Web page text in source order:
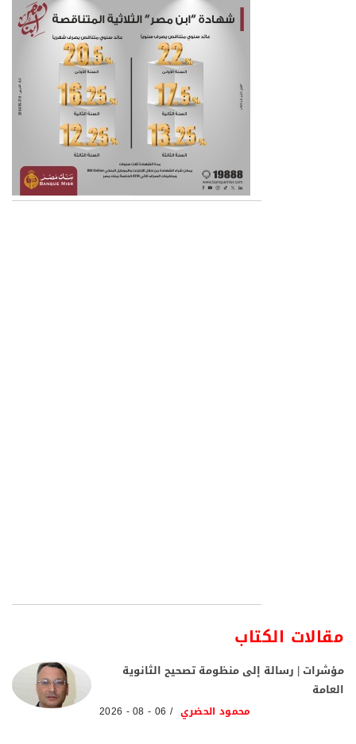
مقالات الكتاب
مؤشرات | رسالة إلى منظومة تصحيح الثانوية
العامة
محمود الحضري 06 - 08 - 2026